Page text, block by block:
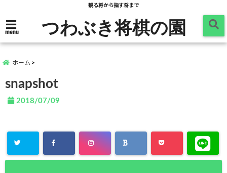
観る将から指す将まで
menu つわぶき将棋の園
ホーム
snapshot
2018/07/09